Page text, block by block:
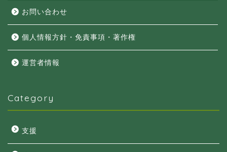
お問い合わせ
個人情報方針・免責事項・著作権
運営者情報
Category
支援